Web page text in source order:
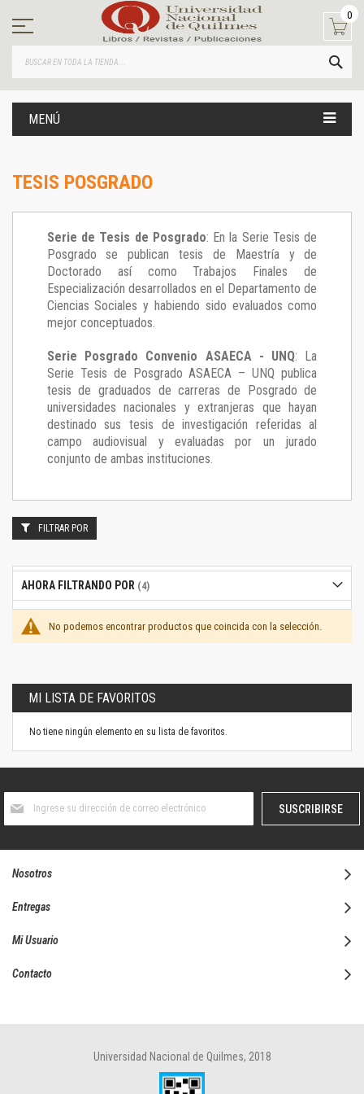
contenido
0
MENÚ
TESIS POSGRADO
Serie de Tesis de Posgrado: En la Serie Tesis de
Posgrado se publican tesis de Maestría y de
Doctorado así como Trabajos Finales de
Especialización desarrollados en el Departamento de
Ciencias Sociales y habiendo sido evaluados como
mejor conceptuados.
Serie Posgrado Convenio ASAECA - UNQ: La
Serie Tesis de Posgrado ASAECA – UNQ publica
tesis de graduados de carreras de Posgrado de
universidades nacionales y extranjeras que hayan
destinado sus tesis de investigación referidas al
campo audiovisual y evaluadas por un jurado
conjunto de ambas instituciones.
No podemos encontrar productos que coincida con la selección.
FILTRAR POR
AHORA FILTRANDO POR
MI LISTA DE FAVORITOS
No tiene ningún elemento en su lista de favoritos.
boletín
SUSCRIBIRSE
Nosotros
Entregas
Mi Usuario
Contacto
Universidad Nacional de Quilmes, 2018